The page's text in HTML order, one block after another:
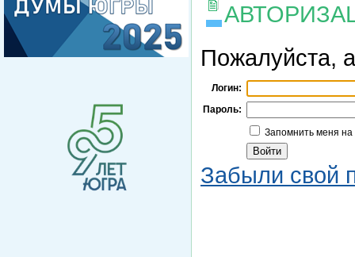
Пожалуйста,
Логин:
Пароль:
Запомнить меня
Забыли свой